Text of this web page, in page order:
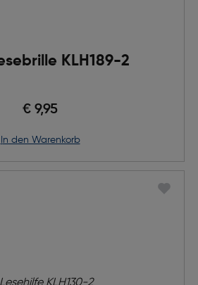
KLH189-2
€ 9,95
in den Warenkorb